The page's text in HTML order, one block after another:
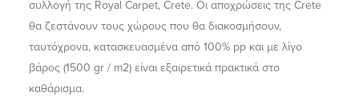
συλλογή της Royal Carpet, Crete. Οι αποχρώσεις της Crete
θα ζεστάνουν τους χώρους που θα διακοσμήσουν,
ταυτόχρονα, κατασκευασμένα από 100% pp και με λίγο
βάρος (1500 gr / m2) είναι εξαιρετικά πρακτικά στο
καθάρισμα.